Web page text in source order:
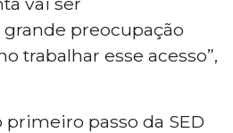
preocupação
trabalhar esse acesso”,
primeiro passo da SED